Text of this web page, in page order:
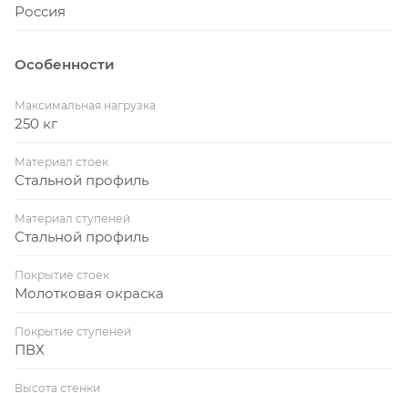
Россия
Особенности
Максимальная нагрузка
250 кг
Материал стоек
Стальной профиль
Материал ступеней
Стальной профиль
Покрытие стоек
Молотковая окраска
Покрытие ступеней
ПВХ
Высота стенки